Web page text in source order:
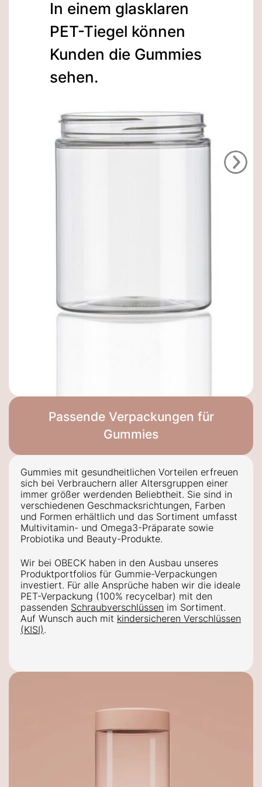
In einem glasklaren
PET-Tiegel können
Kunden die Gummies
sehen.
Passende Verpackungen für
Gummies
Gummies mit gesundheitlichen Vorteilen erfreuen
sich bei Verbrauchern aller Altersgruppen einer
immer größer werdenden Beliebtheit. Sie sind in
verschiedenen Geschmacksrichtungen, Farben
und Formen erhältlich und das Sortiment umfasst
Multivitamin- und Omega3-Präparate sowie
Probiotika und Beauty-Produkte.
Wir bei OBECK haben in den Ausbau unseres
Produktportfolios für Gummie-Verpackungen
investiert. Für alle Ansprüche haben wir die ideale
PET-Verpackung (100% recycelbar) mit den
passenden Schraubverschlüssen im Sortiment.
Auf Wunsch auch mit kindersicheren Verschlüssen
(KISI).